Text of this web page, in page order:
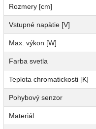
Rozmery [cm]
Vstupné napätie [V]
Max. výkon [W]
Farba svetla
Teplota chromatickosti [K]
Pohybový senzor
Materiál